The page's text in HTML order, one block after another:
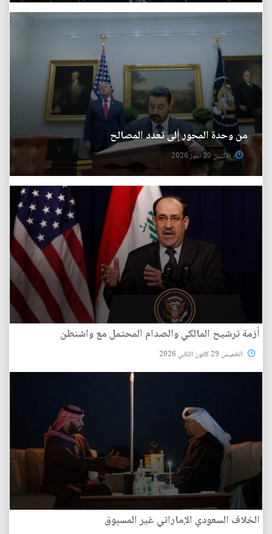
من وحدة المحور إلى تعدد المصالح
الأثنين 20 تموز 2026
أزمة ترشيح المالكي والصدام المحتمل مع واشنطن
الخميس 29 كانون الثاني 2026
الخلاف السعودي الإماراتي غير المسبوق